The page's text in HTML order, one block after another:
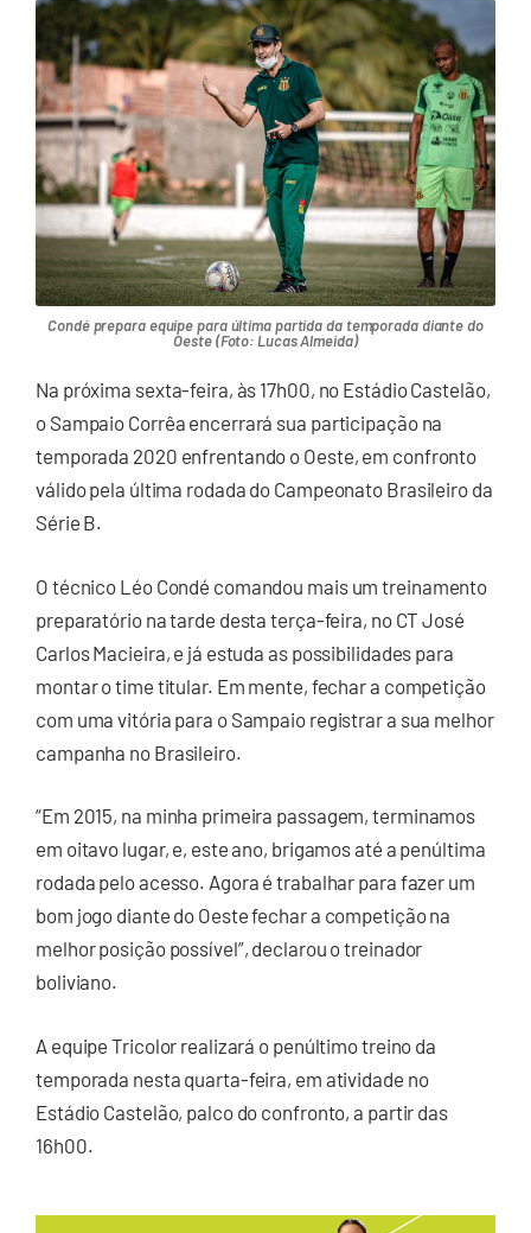
Condé prepara equipe para última partida da temporada diante do
Oeste (Foto: Lucas Almeida)
Na próxima sexta-feira, às 17h00, no Estádio Castelão,
o Sampaio Corrêa encerrará sua participação na
temporada 2020 enfrentando o Oeste, em confronto
válido pela última rodada do Campeonato Brasileiro da
Série B.
O técnico Léo Condé comandou mais um treinamento
preparatório na tarde desta terça-feira, no CT José
Carlos Macieira, e já estuda as possibilidades para
montar o time titular. Em mente, fechar a competição
com uma vitória para o Sampaio registrar a sua melhor
campanha no Brasileiro.
“Em 2015, na minha primeira passagem, terminamos
em oitavo lugar, e, este ano, brigamos até a penúltima
rodada pelo acesso. Agora é trabalhar para fazer um
bom jogo diante do Oeste fechar a competição na
melhor posição possível”, declarou o treinador
boliviano.
A equipe Tricolor realizará o penúltimo treino da
temporada nesta quarta-feira, em atividade no
Estádio Castelão, palco do confronto, a partir das
16h00.